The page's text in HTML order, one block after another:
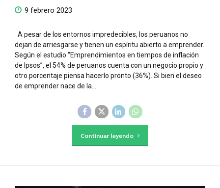
9 febrero 2023
A pesar de los entornos impredecibles, los peruanos no
dejan de arriesgarse y tienen un espíritu abierto a emprender.
Según el estudio “Emprendimientos en tiempos de inflación
de Ipsos”, el 54% de peruanos cuenta con un negocio propio y
otro porcentaje piensa hacerlo pronto (36%). Si bien el deseo
de emprender nace de la...
Continuar leyendo